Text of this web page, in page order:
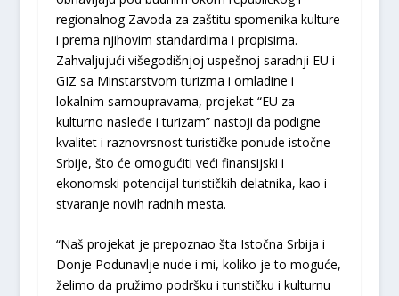
regionalnog Zavoda za zaštitu spomenika kulture
i prema njihovim standardima i propisima.
Zahvaljujući višegodišnjoj uspešnoj saradnji EU i
GIZ sa Minstarstvom turizma i omladine i
lokalnim samoupravama, projekat “EU za
kulturno nasleđe i turizam” nastoji da podigne
kvalitet i raznovrsnost turističke ponude istočne
Srbije, što će omogućiti veći finansijski i
ekonomski potencijal turističkih delatnika, kao i
stvaranje novih radnih mesta.
“Naš projekat je prepoznao šta Istočna Srbija i
Donje Podunavlje nude i mi, koliko je to moguće,
želimo da pružimo podršku i turističku i kulturnu